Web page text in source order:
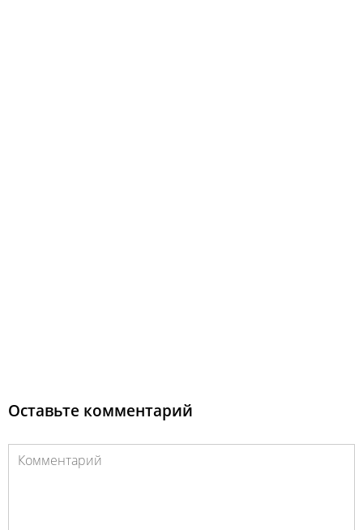
Оставьте комментарий